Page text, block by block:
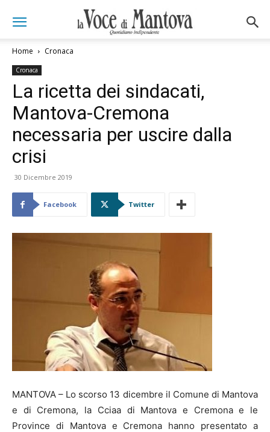
Home Cronaca
Cronaca
La ricetta dei sindacati,
Mantova-Cremona
necessaria per uscire dalla
crisi
30 Dicembre 2019
Facebook Twitter
MANTOVA – Lo scorso 13 dicembre il Comune di Mantova
e di Cremona, la Cciaa di Mantova e Cremona e le
Province di Mantova e Cremona hanno presentato a